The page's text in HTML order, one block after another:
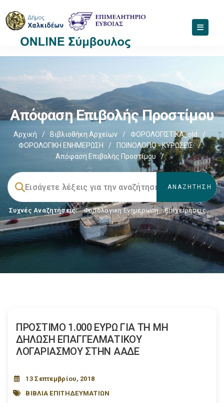
Απόφαση Επιβολής Προστίμου
Αρχική / Βιβλιοθήκη Αρχείων / ΦΟΡΟΛΟΓΙΣΤΙΚΑ_old
/
ΦΟΡΟΛΟΓΙΚΗ ΕΝΗΜΕΡΩΣΗ
/ ΠΟΙΝΟΛΟΓΙΟ - ΚΥΡΩΣΕΙΣ
/
Απόφαση Επιβολής Προστίμου
/
Συχνές Αναζητήσεις: Φορολογικη Ενημέρωση, Επιχειρήσεις
ΠΡΟΣΤΙΜΟ 1.000 ΕΥΡΩ ΓΙΑ ΤΗ ΜΗ
ΔΗΛΩΣΗ ΕΠΑΓΓΕΛΜΑΤΙΚΟΥ
ΛΟΓΑΡΙΑΣΜΟΥ ΣΤΗΝ ΑΑΔΕ
13 Σεπτεμβρίου, 2018
ΒΙΒΛΙΑ ΕΠΙΤΗΔΕΥΜΑΤΙΩΝ